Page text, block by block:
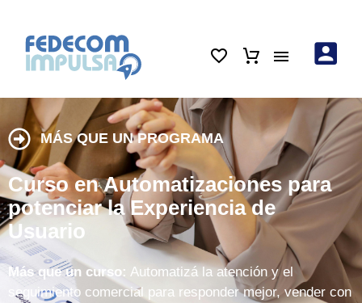
MÁS QUE UN PROGRAMA
Curso en Automatizaciones para
potenciar la Experiencia de
Usuario
Más que un curso: Automatizá la atención y el
seguimiento comercial para responder mejor, vender con